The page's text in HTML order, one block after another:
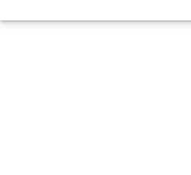
거리 :2,634m(운전: 4.6분 /